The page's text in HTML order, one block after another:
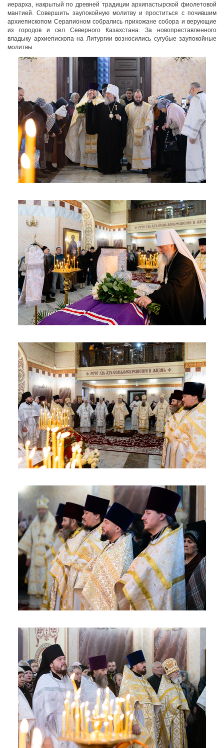
иерарха, накрытый по древней традиции архипастырской фиолетовой
мантией. Совершить заупокойную молитву и проститься с почившим
архиепископом Серапионом собрались прихожане собора и верующие
из городов и сел Северного Казахстана. За новопреставленного
владыку архиепископа на Литургии возносились сугубые заупокойные
молитвы.